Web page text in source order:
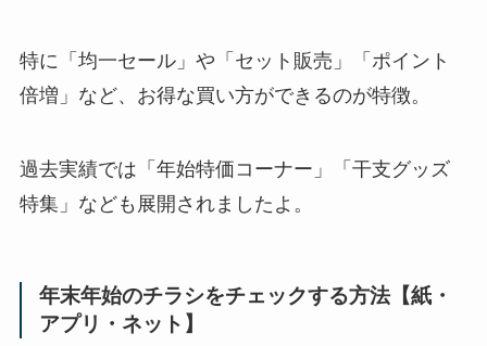
特に「均一セール」や「セット販売」「ポイント
倍増」など、お得な買い方ができるのが特徴。
過去実績では「年始特価コーナー」「干支グッズ
特集」なども展開されましたよ。
年末年始のチラシをチェックする方法【紙・
アプリ・ネット】